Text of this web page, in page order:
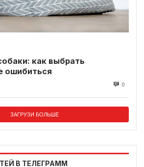
как выбрать
ошибиться
0
ЗАГРУЗИ БОЛЬШЕ
В ТЕЛЕГРАММ